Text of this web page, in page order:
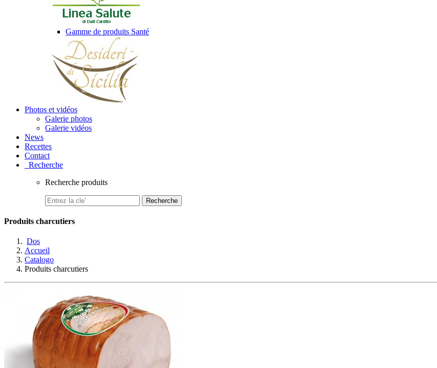
Gamme de produits Santé
Photos et vidéos
Galerie photos
Galerie vidéos
News
Recettes
Contact
Recherche
Recherche produits
Recherche
Produits charcutiers
Dos
Accueil
Catalogo
Produits charcutiers